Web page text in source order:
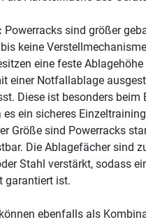
Powerracks sind größer
keine
eine feste
einer Notfallablage
Diese ist besonders beim
es ein sicheres
Größe sind Powerracks
Die Ablagefächer sind
Stahl verstärkt, sodass
garantiert ist.
ebenfalls als